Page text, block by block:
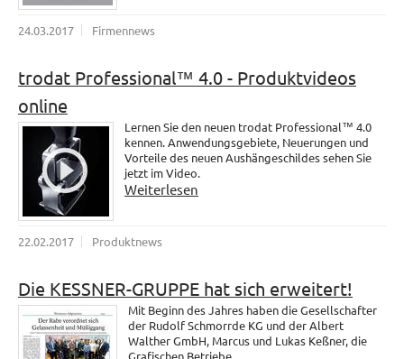
24.03.2017 Firmennews
trodat Professional™ 4.0 - Produktvideos
online
Lernen Sie den neuen trodat Professional™ 4.0
kennen. Anwendungsgebiete, Neuerungen und
Vorteile des neuen Aushängeschildes sehen Sie
jetzt im Video.
Weiterlesen
22.02.2017 Produktnews
Die KESSNER-GRUPPE hat sich erweitert!
Mit Beginn des Jahres haben die Gesellschafter
der Rudolf Schmorrde KG und der Albert
Walther GmbH, Marcus und Lukas Keßner, die
Grafischen Betriebe...